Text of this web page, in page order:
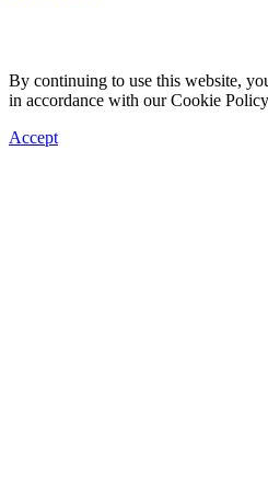
By continuing to use this website,
in accordance with our Cookie
Accept